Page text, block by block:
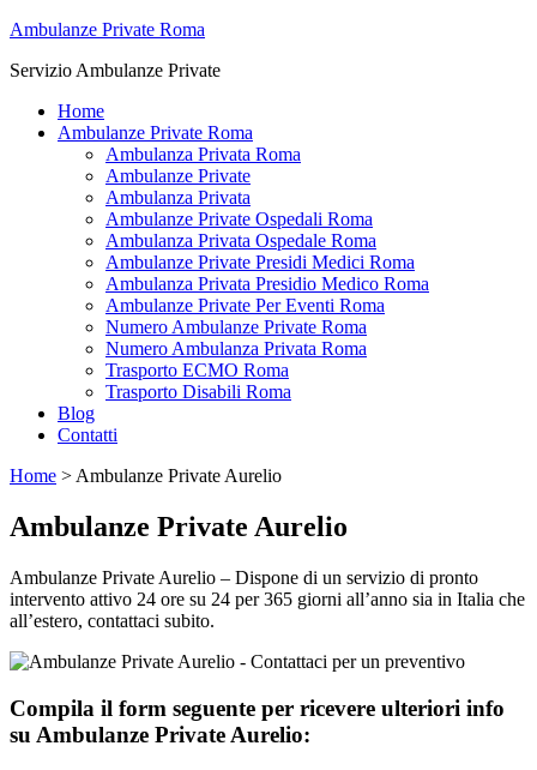
Ambulanze Private Roma
Servizio Ambulanze Private
Home
Ambulanze Private Roma
Ambulanza Privata Roma
Ambulanze Private
Ambulanza Privata
Ambulanze Private Ospedali Roma
Ambulanza Privata Ospedale Roma
Ambulanze Private Presidi Medici Roma
Ambulanza Privata Presidio Medico Roma
Ambulanze Private Per Eventi Roma
Numero Ambulanze Private Roma
Numero Ambulanza Privata Roma
Trasporto ECMO Roma
Trasporto Disabili Roma
Blog
Contatti
Home > Ambulanze Private Aurelio
Ambulanze Private Aurelio
Ambulanze Private Aurelio – Dispone di un servizio di pronto
intervento attivo 24 ore su 24 per 365 giorni all’anno sia in Italia che
all’estero, contattaci subito.
Compila il form seguente per ricevere ulteriori info
su Ambulanze Private Aurelio: